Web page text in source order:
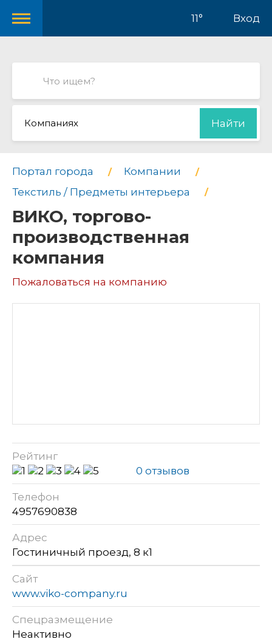
11° Вход
Компаниях Найти
Портал города
Компании
Текстиль / Предметы интерьера
ВИКО, торгово-
производственная
компания
Пожаловаться на компанию
Рейтинг
0 отзывов
Телефон
4957690838
Адрес
Гостиничный проезд, 8 к1
Сайт
www.viko-company.ru
Спецразмещение
Неактивно